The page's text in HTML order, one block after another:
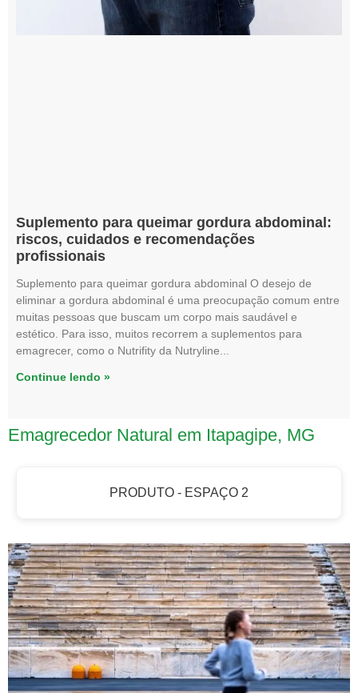
Suplemento para queimar gordura abdominal:
riscos, cuidados e recomendações
profissionais
Suplemento para queimar gordura abdominal O desejo de
eliminar a gordura abdominal é uma preocupação comum entre
muitas pessoas que buscam um corpo mais saudável e
estético. Para isso, muitos recorrem a suplementos para
emagrecer, como o Nutrifity da Nutryline
Continue lendo »
Emagrecedor Natural em Itapagipe, MG
PRODUTO - ESPAÇO 2